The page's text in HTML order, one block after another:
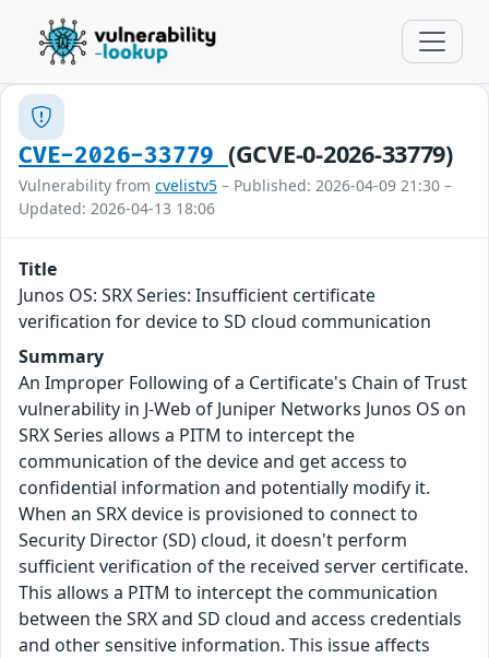
CVE-2026-33779 (GCVE-0-2026-33779)
Vulnerability from cvelistv5 – Published: 2026-04-09 21:30 –
Updated: 2026-04-13 18:06
Title
Junos OS: SRX Series: Insufficient certificate
verification for device to SD cloud communication
Summary
An Improper Following of a Certificate's Chain of Trust
vulnerability in J-Web of Juniper Networks Junos OS on
SRX Series allows a PITM to intercept the
communication of the device and get access to
confidential information and potentially modify it.
When an SRX device is provisioned to connect to
Security Director (SD) cloud, it doesn't perform
sufficient verification of the received server certificate.
This allows a PITM to intercept the communication
between the SRX and SD cloud and access credentials
and other sensitive information. This issue affects